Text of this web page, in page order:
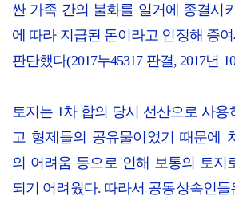
싼 가족 간의 불화를 일거에 종결시
에 따라 지급된 돈이라고 인정해 증
판단했다(2017누45317 판결, 2017년
토지는 1차 합의 당시 선산으로 사용
고 형제들의 공유물이었기 때문에
의 어려움 등으로 인해 보통의 토지
되기 어려웠다. 따라서 공동상속인